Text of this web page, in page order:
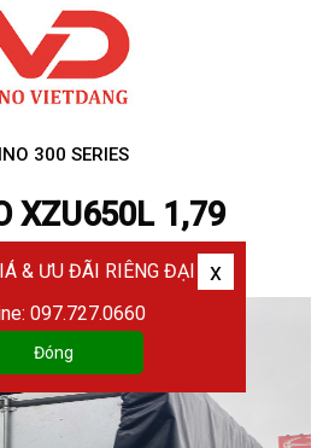
300 SERIES
XZU650L 1,79
& ƯU ĐÃI RIÊNG ĐẠI LÝ
x
097.727.0660
Đóng